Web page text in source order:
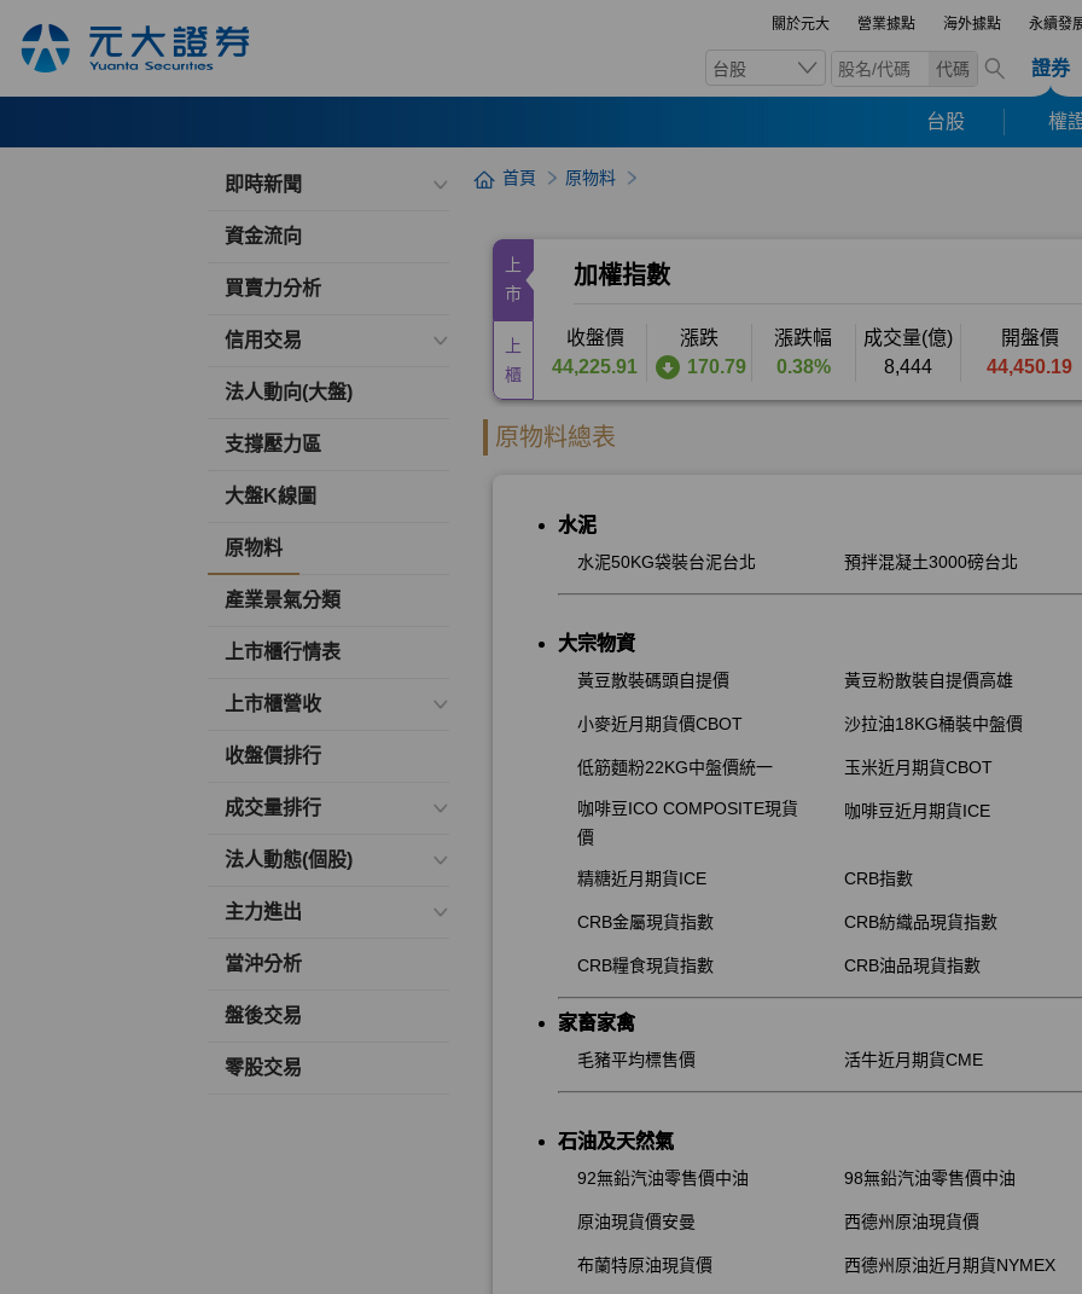
關於元大 營業據點 海外據點 永續發
台股 代碼 證券
台股 權
即時新聞
資金流向
買賣力分析
信用交易
法人動向(大盤)
支撐壓力區
大盤K線圖
原物料
產業景氣分類
上市櫃行情表
上市櫃營收
收盤價排行
成交量排行
法人動態(個股)
主力進出
當沖分析
盤後交易
零股交易
首頁 原物料